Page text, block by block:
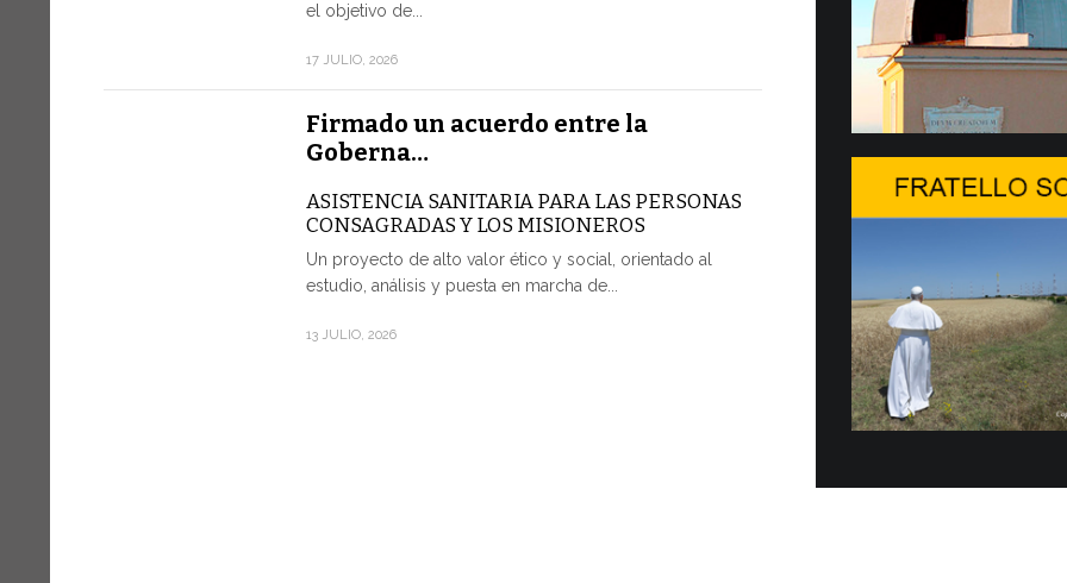
el objetivo de...
17 JULIO, 2026
Firmado un acuerdo entre la
Goberna…
ASISTENCIA SANITARIA PARA LAS PERSONAS
CONSAGRADAS Y LOS MISIONEROS
Un proyecto de alto valor ético y social, orientado al
estudio, análisis y puesta en marcha de...
13 JULIO, 2026
2…
Hoy
Forum,
dedicada a
POR UNA
Veinte
entregados
junio, a la